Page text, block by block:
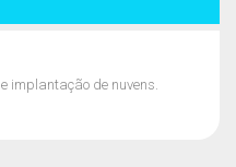
implantação de nuvens.